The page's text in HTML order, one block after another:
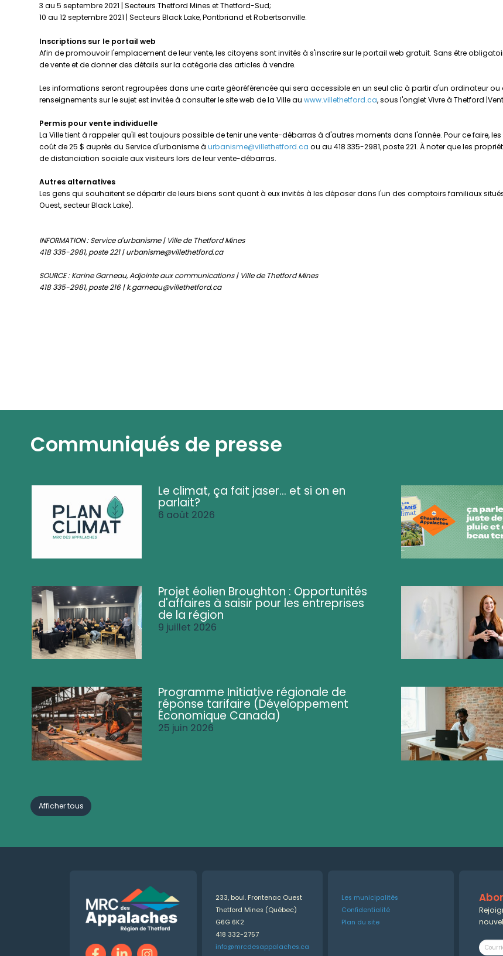
3 au 5 septembre 2021 | Secteurs Thetford Mines et Thetford-Sud;
10 au 12 septembre 2021 | Secteurs Black Lake, Pontbriand et Robertsonville.
Inscriptions sur le portail web
Afin de promouvoir l'emplacement de leur vente, les citoyens sont invités à s'inscrire sur le portail web gratuit. Sans être
de vente et de donner des détails sur la catégorie des articles à vendre.
Les informations seront regroupées dans une carte géoréférencée qui sera accessible en un seul clic à partir d'un ordinateur
renseignements sur le sujet est invitée à consulter le site web de la Ville auwww.villethetford.ca, sous l'onglet Vivre à Thetford
Permis pour vente individuelle
La Ville tient à rappeler qu'il est toujours possible de tenir une vente-débarras à d'autres moments dans l'année. Pour ce faire,
coût de 25 $ auprès du Service d'urbanisme àurbanisme@villethetford.ca ou au 418 335-2981, poste 221. À noter que les
de distanciation sociale aux visiteurs lors de leur vente-débarras.
Autres alternatives
Les gens qui souhaitent se départir de leurs biens sont quant à eux invités à les déposer dans l'un des comptoirs familiaux
Ouest, secteur Black Lake).
INFORMATION :Service d'urbanisme | Ville de Thetford Mines
418 335-2981, poste 221 | urbanisme@villethetford.ca
SOURCE :Karine Garneau,Adjointe aux communications | Ville de Thetford Mines
418 335-2981, poste 216 | k.garneau@villethetford.ca
Communiqués de presse
Le climat, ça fait jaser... et si on en
parlait?
6 août 2026
Projet éolien Broughton : Opportunités
d'affaires à saisir pour les entreprises
de la région
9 juillet 2026
Programme Initiative régionale de
réponse tarifaire (Développement
Économique Canada)
25 juin 2026
Afficher tous
233, boul. Frontenac Ouest
Thetford Mines (Québec)
G6G 6K2
418 332-2757
info@mrcdesappalaches.ca
Les municipalités
Confidentialité
Plan du site